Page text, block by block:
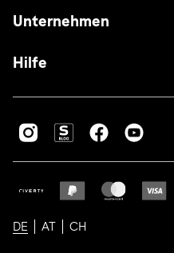
Unternehmen
Hilfe
DE AT CH